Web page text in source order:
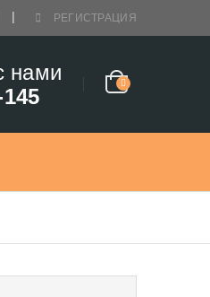
РЕГИСТРАЦИЯ
нами